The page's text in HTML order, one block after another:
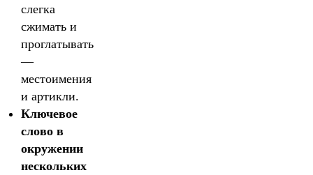
слегка
сжимать и
проглатывать
—
местоимения
и артикли.
Ключевое
слово в
окружении
нескольких